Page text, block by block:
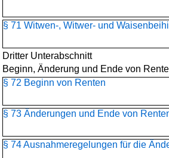
§ 71 Witwen-, Witwer- und
Dritter Unterabschnitt
Beginn, Änderung und Ende von
§ 72 Beginn von Renten
§ 73 Änderungen und Ende von
§ 74 Ausnahmeregelungen für die